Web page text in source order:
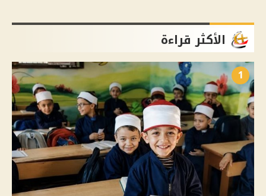
الأكثر قراءة
1